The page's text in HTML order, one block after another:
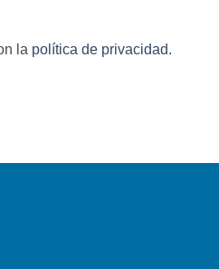
la política de privacidad.